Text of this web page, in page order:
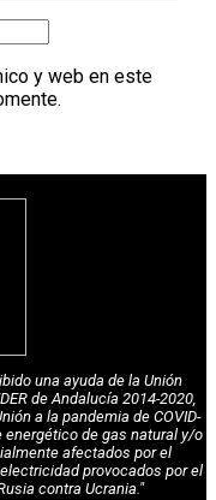
y web en este
una ayuda de la Unión
de Andalucía 2014-2020,
a la pandemia de COVID-
energético de gas natural y/o
afectados por el
provocados por el
contra Ucrania."